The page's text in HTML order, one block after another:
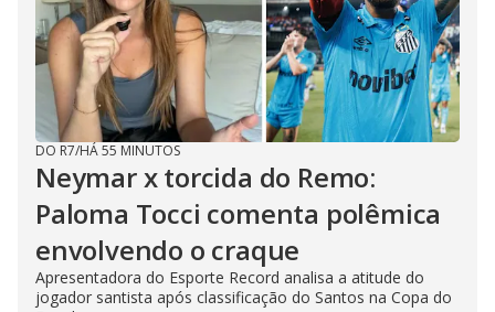
DO R7/HÁ 55 MINUTOS
Neymar x torcida do Remo:
Paloma Tocci comenta polêmica
envolvendo o craque
Apresentadora do Esporte Record analisa a atitude do
jogador santista após classificação do Santos na Copa do